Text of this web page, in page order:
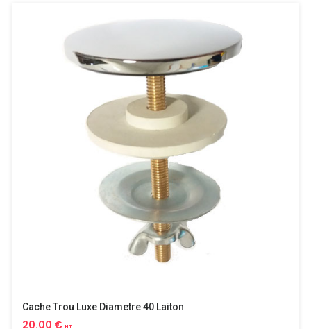
Cache Trou Luxe Diametre 40 Laiton
20.00 € HT